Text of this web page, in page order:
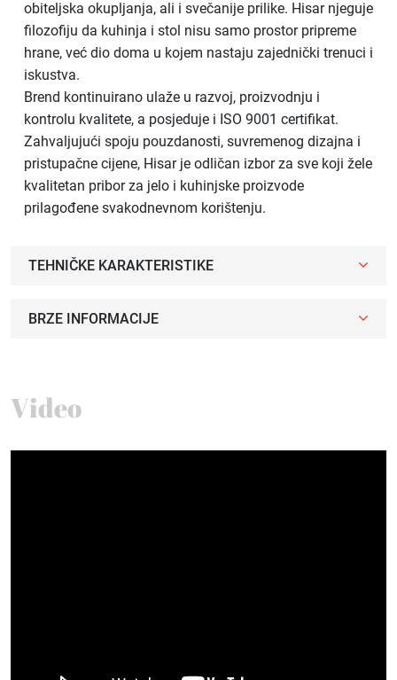
obiteljska okupljanja, ali i svečanije prilike. Hisar njeguje
filozofiju da kuhinja i stol nisu samo prostor pripreme
hrane, već dio doma u kojem nastaju zajednički trenuci i
iskustva.
Brend kontinuirano ulaže u razvoj, proizvodnju i
kontrolu kvalitete, a posjeduje i ISO 9001 certifikat.
Zahvaljujući spoju pouzdanosti, suvremenog dizajna i
pristupačne cijene, Hisar je odličan izbor za sve koji žele
kvalitetan pribor za jelo i kuhinjske proizvode
prilagođene svakodnevnom korištenju.
TEHNIČKE KARAKTERISTIKE
BRZE INFORMACIJE
Video